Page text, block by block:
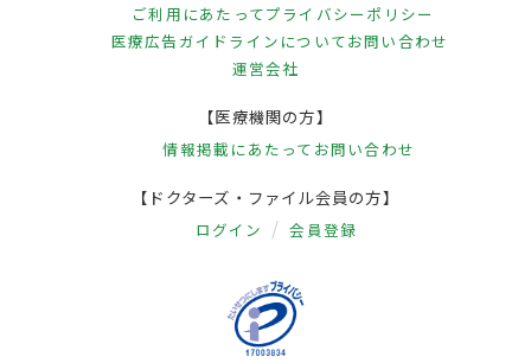
ご利用にあたってプライバシーポリシー
医療広告ガイドラインについてお問い合わせ
運営会社
【医療機関の方】
情報掲載にあたって お問い合わせ
【ドクターズ・ファイル会員の方】
ログイン 会員登録